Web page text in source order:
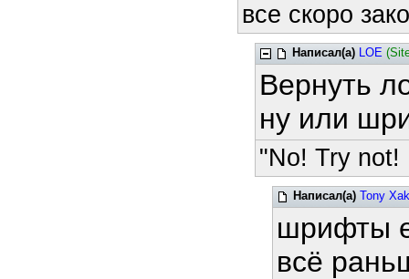
все скоро
Написал(а) LOE
Вернуть
ну или
"No! Try not!
Написал(а) Tony
шрифты
всё